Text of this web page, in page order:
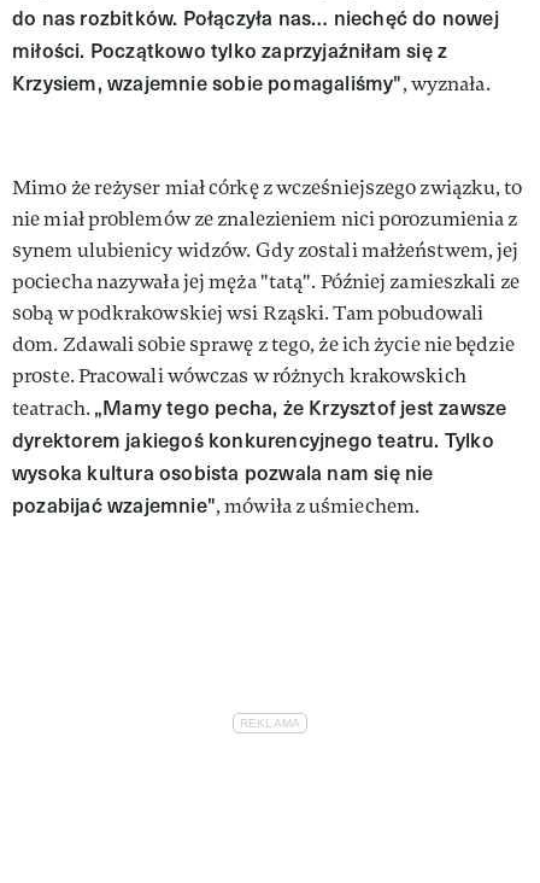
do nas rozbitków. Połączyła nas… niechęć do nowej
miłości. Początkowo tylko zaprzyjaźniłam się z
Krzysiem, wzajemnie sobie pomagaliśmy", wyznała.
Mimo że reżyser miał córkę z wcześniejszego związku, to
nie miał problemów ze znalezieniem nici porozumienia z
synem ulubienicy widzów. Gdy zostali małżeństwem, jej
pociecha nazywała jej męża "tatą". Później zamieszkali ze
sobą w podkrakowskiej wsi Rząski. Tam pobudowali
dom. Zdawali sobie sprawę z tego, że ich życie nie będzie
proste. Pracowali wówczas w różnych krakowskich
teatrach. „Mamy tego pecha, że Krzysztof jest zawsze
dyrektorem jakiegoś konkurencyjnego teatru. Tylko
wysoka kultura osobista pozwala nam się nie
pozabijać wzajemnie", mówiła z uśmiechem.